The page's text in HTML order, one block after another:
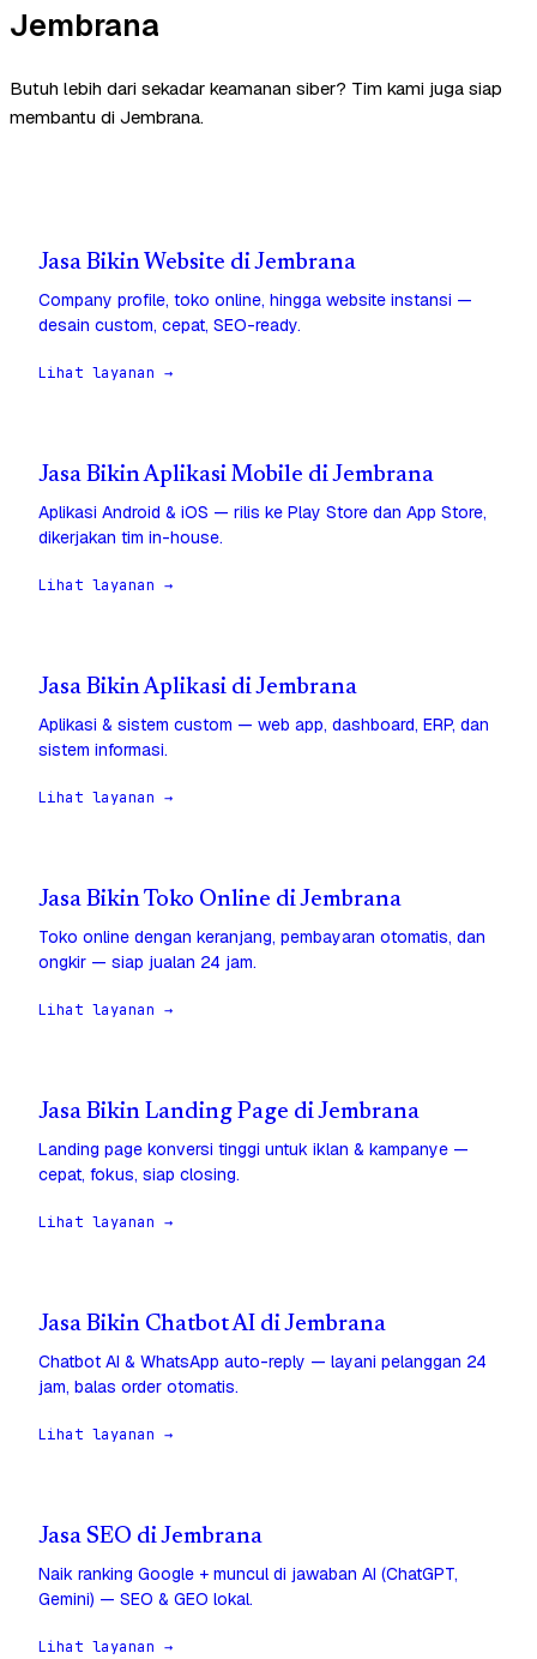
Jembrana
Butuh lebih dari sekadar keamanan siber? Tim kami juga siap
membantu di Jembrana.
Jasa Bikin Website di Jembrana
Company profile, toko online, hingga website instansi —
desain custom, cepat, SEO-ready.
Lihat layanan →
Jasa Bikin Aplikasi Mobile di Jembrana
Aplikasi Android & iOS — rilis ke Play Store dan App Store,
dikerjakan tim in-house.
Lihat layanan →
Jasa Bikin Aplikasi di Jembrana
Aplikasi & sistem custom — web app, dashboard, ERP, dan
sistem informasi.
Lihat layanan →
Jasa Bikin Toko Online di Jembrana
Toko online dengan keranjang, pembayaran otomatis, dan
ongkir — siap jualan 24 jam.
Lihat layanan →
Jasa Bikin Landing Page di Jembrana
Landing page konversi tinggi untuk iklan & kampanye —
cepat, fokus, siap closing.
Lihat layanan →
Jasa Bikin Chatbot AI di Jembrana
Chatbot AI & WhatsApp auto-reply — layani pelanggan 24
jam, balas order otomatis.
Lihat layanan →
Jasa SEO di Jembrana
Naik ranking Google + muncul di jawaban AI (ChatGPT,
Gemini) — SEO & GEO lokal.
Lihat layanan →